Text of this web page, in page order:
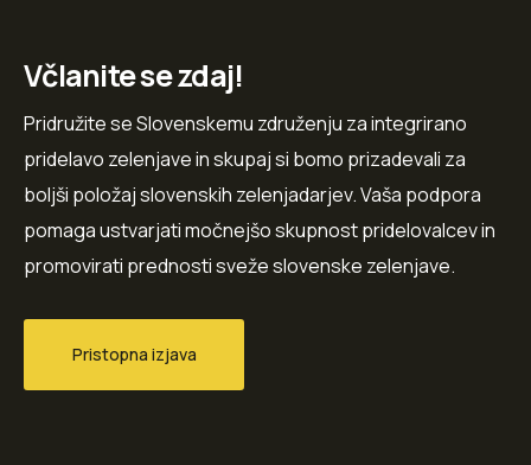
Včlanite se zdaj!
Pridružite se Slovenskemu združenju za integrirano
pridelavo zelenjave in skupaj si bomo prizadevali za
boljši položaj slovenskih zelenjadarjev. Vaša podpora
pomaga ustvarjati močnejšo skupnost pridelovalcev in
promovirati prednosti sveže slovenske zelenjave.
Pristopna izjava